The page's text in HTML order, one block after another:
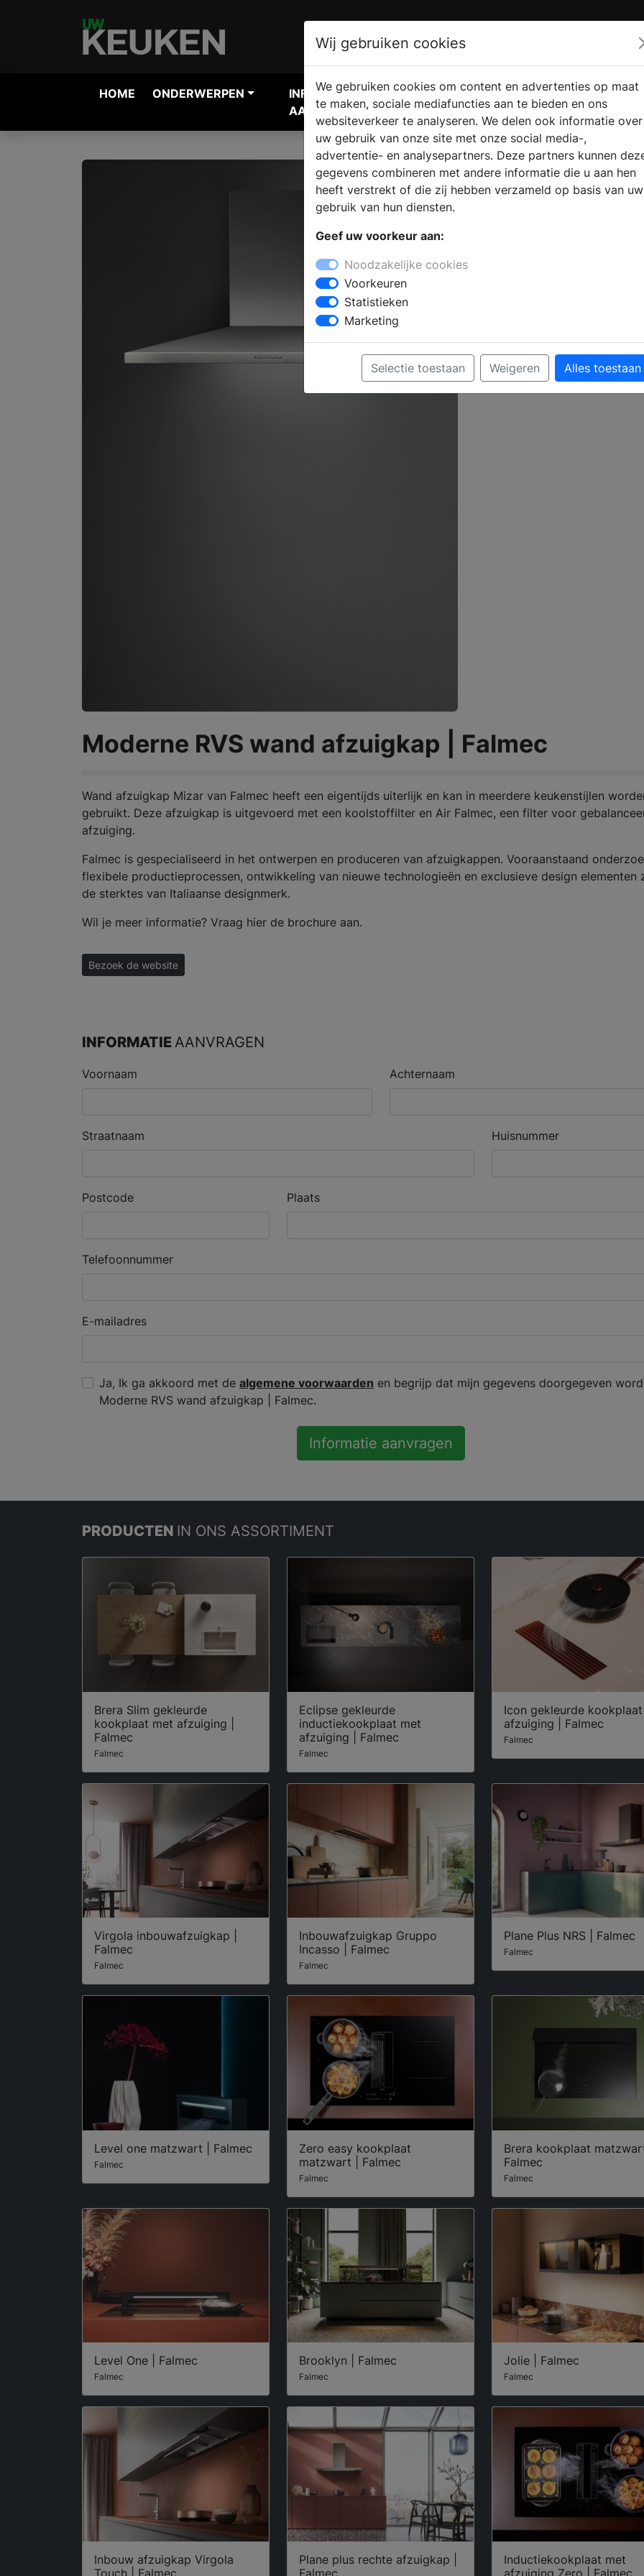
HOME ONDERWERPEN
INFORMATIE
AANVRAGEN
VERKOOPLOCATIE
VINDEN
WEBSHOP
Moderne RVS wand afzuigkap | Falmec
Wand afzuigkap Mizar van Falmec heeft een eigentijds uiterlijk en kan in meerdere keukenstijlen
gebruikt. Deze afzuigkap is uitgevoerd met een koolstoffilter en Air Falmec, een filter voor
afzuiging.
Falmec is gespecialiseerd in het ontwerpen en produceren van afzuigkappen. Vooraanstaand
flexibele productieprocessen, ontwikkeling van nieuwe technologieën en exclusieve design elementen
de sterktes van Italiaanse designmerk.
Wil je meer informatie? Vraag hier de brochure aan.
Bezoek de website
INFORMATIEAANVRAGEN
Voornaam Achternaam
Straatnaam Huisnummer
Postcode Plaats
Telefoonnummer
E-mailadres
Ja, Ik ga akkoord met de algemene voorwaarden en begrijp dat mijn gegevens doorgegeven
Moderne RVS wand afzuigkap | Falmec.
Informatie aanvragen
PRODUCTEN IN ONS ASSORTIMENT
Brera Slim gekleurde
kookplaat met afzuiging |
Falmec
Falmec
Eclipse gekleurde
inductiekookplaat met
afzuiging | Falmec
Falmec
Icon gekleurde
afzuiging | Falmec
Falmec
Virgola inbouwafzuigkap |
Falmec
Falmec
Inbouwafzuigkap Gruppo
Incasso | Falmec
Falmec
Plane Plus NRS | Falmec
Falmec
Level one matzwart | Falmec
Falmec
Zero easy kookplaat
matzwart | Falmec
Falmec
Brera kookplaat matzwart
Falmec
Falmec
Level One | Falmec
Falmec
Brooklyn | Falmec
Falmec
Jolie | Falmec
Falmec
Inbouw afzuigkap Virgola
Touch | Falmec
Plane plus rechte afzuigkap |
Falmec
Inductiekookplaat met
afzuiging Zero | Falmec
Wij gebruiken cookies
We gebruiken cookies om content en advertenties op maat
te maken, sociale mediafuncties aan te bieden en ons
websiteverkeer te analyseren. We delen ook informatie over
uw gebruik van onze site met onze social media-,
advertentie- en analysepartners. Deze partners kunnen
gegevens combineren met andere informatie die u aan hen
heeft verstrekt of die zij hebben verzameld op basis van uw
gebruik van hun diensten.
Geef uw voorkeur aan:
Noodzakelijke cookies
Voorkeuren
Statistieken
Marketing
Selectie toestaan Weigeren Alles toestaan